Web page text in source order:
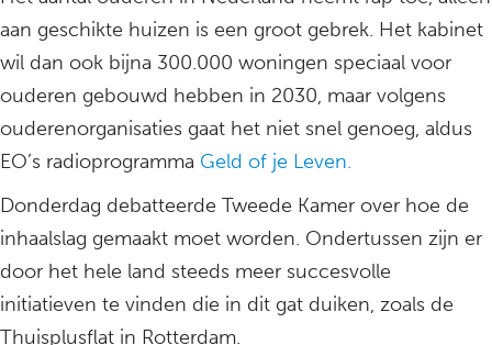
aan geschikte huizen is een groot gebrek. Het kabinet
wil dan ook bijna 300.000 woningen speciaal voor
ouderen gebouwd hebben in 2030, maar volgens
ouderenorganisaties gaat het niet snel genoeg, aldus
EO’s radioprogramma Geld of je Leven.
Donderdag debatteerde Tweede Kamer over hoe de
inhaalslag gemaakt moet worden. Ondertussen zijn er
door het hele land steeds meer succesvolle
initiatieven te vinden die in dit gat duiken, zoals de
Thuisplusflat in Rotterdam.